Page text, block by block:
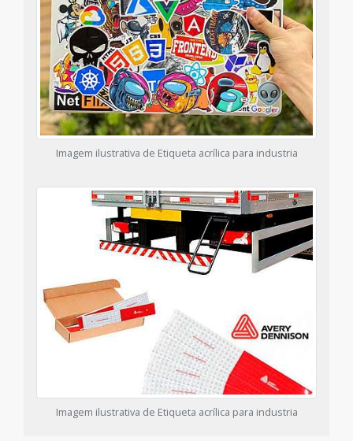
Imagem ilustrativa de Etiqueta acrílica para industria
Imagem ilustrativa de Etiqueta acrílica para industria